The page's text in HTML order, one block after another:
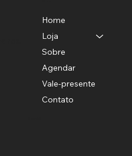
Home
Loja
Sobre
Agendar
Vale-presente
Contato